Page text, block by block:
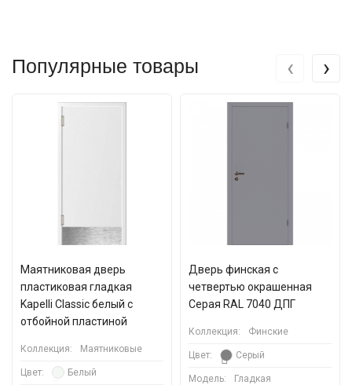
Популярные товары
Маятниковая дверь
пластиковая гладкая
Kapelli Classic белый с
отбойной пластиной
Коллекция: Маятниковые
Цвет: Белый
Дверь финская с
четвертью окрашенная
Серая RAL 7040 ДПГ
Коллекция: Финские
Цвет: Серый
Модель: Гладкая
‹ ›